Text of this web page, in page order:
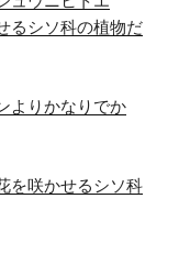
るシソ科の植物だ
よりかなりでか
を咲かせるシソ科